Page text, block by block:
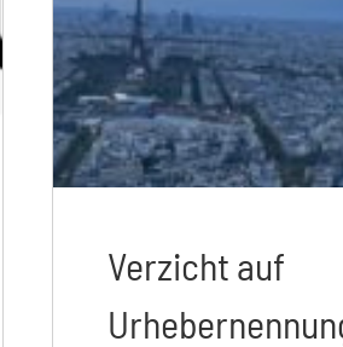
Verzicht auf